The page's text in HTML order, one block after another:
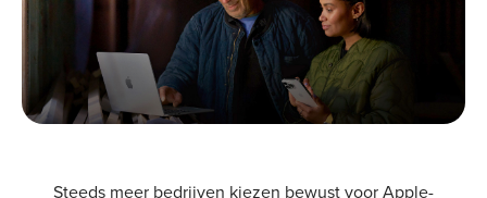
Steeds meer bedrijven kiezen bewust voor Apple-